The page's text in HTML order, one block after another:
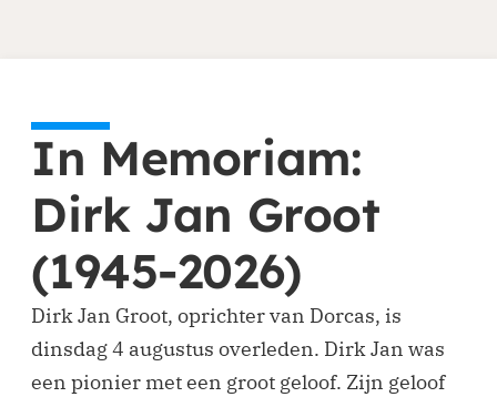
In Memoriam:
Dirk Jan Groot
(1945-2026)
Dirk Jan Groot, oprichter van Dorcas, is
dinsdag 4 augustus overleden. Dirk Jan was
een pionier met een groot geloof. Zijn geloof